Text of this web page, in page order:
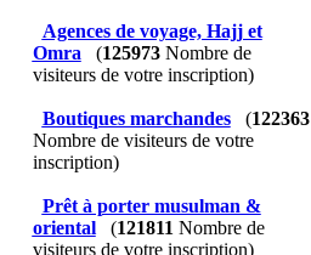
Agences de voyage, Hajj et
Omra
(125973Nombre de
visiteurs de votre inscription)
Boutiques marchandes (122363
Nombre de visiteurs de votre
inscription)
Prêt à porter musulman &
oriental
(121811 Nombre de
visiteurs de votre inscription)